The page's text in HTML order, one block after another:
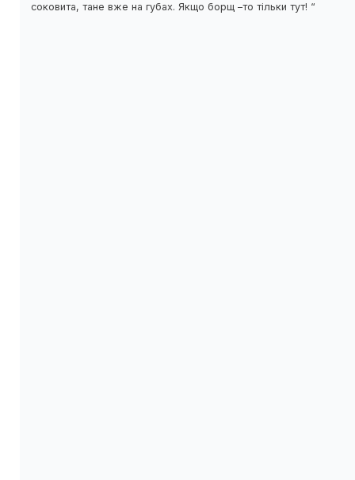
соковита, тане вже на губах. Якщо борщ –то тільки тут! “